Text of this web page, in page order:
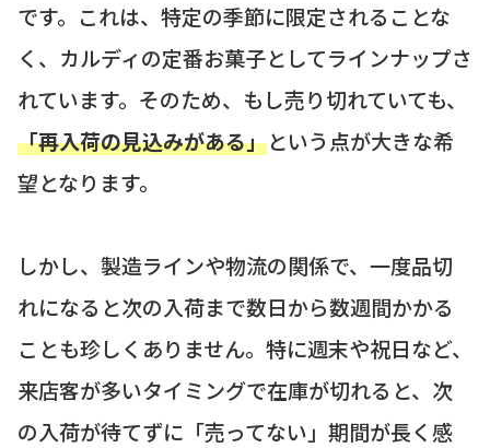
です。これは、特定の季節に限定されることな
く、カルディの定番お菓子としてラインナップさ
れています。そのため、もし売り切れていても、
「再入荷の見込みがある」という点が大きな希
望となります。
しかし、製造ラインや物流の関係で、一度品切
れになると次の入荷まで数日から数週間かかる
ことも珍しくありません。特に週末や祝日など、
来店客が多いタイミングで在庫が切れると、次
の入荷が待てずに「売ってない」期間が長く感